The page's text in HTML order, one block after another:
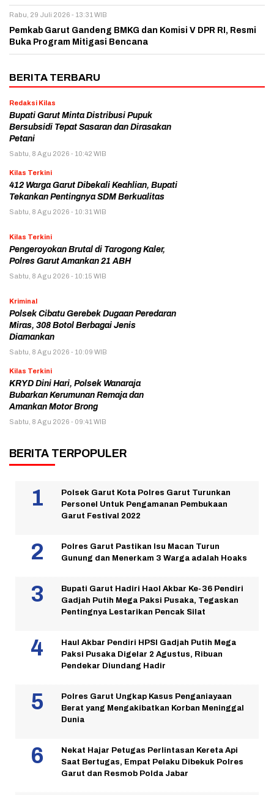
Rabu, 29 Juli 2026 - 13:31 WIB
Pemkab Garut Gandeng BMKG dan Komisi V DPR RI, Resmi
Buka Program Mitigasi Bencana
BERITA TERBARU
Redaksi Kilas
Bupati Garut Minta Distribusi Pupuk
Bersubsidi Tepat Sasaran dan Dirasakan
Petani
Sabtu, 8 Agu 2026 - 10:42 WIB
Kilas Terkini
412 Warga Garut Dibekali Keahlian, Bupati
Tekankan Pentingnya SDM Berkualitas
Sabtu, 8 Agu 2026 - 10:31 WIB
Kilas Terkini
Pengeroyokan Brutal di Tarogong Kaler,
Polres Garut Amankan 21 ABH
Sabtu, 8 Agu 2026 - 10:15 WIB
Kriminal
Polsek Cibatu Gerebek Dugaan Peredaran
Miras, 308 Botol Berbagai Jenis
Diamankan
Sabtu, 8 Agu 2026 - 10:09 WIB
Kilas Terkini
KRYD Dini Hari, Polsek Wanaraja
Bubarkan Kerumunan Remaja dan
Amankan Motor Brong
Sabtu, 8 Agu 2026 - 09:41 WIB
BERITA TERPOPULER
Polsek Garut Kota Polres Garut Turunkan
Personel Untuk Pengamanan Pembukaan
Garut Festival 2022
Polres Garut Pastikan Isu Macan Turun
Gunung dan Menerkam 3 Warga adalah Hoaks
Bupati Garut Hadiri Haol Akbar Ke-36 Pendiri
Gadjah Putih Mega Paksi Pusaka, Tegaskan
Pentingnya Lestarikan Pencak Silat
Haul Akbar Pendiri HPSI Gadjah Putih Mega
Paksi Pusaka Digelar 2 Agustus, Ribuan
Pendekar Diundang Hadir
Polres Garut Ungkap Kasus Penganiayaan
Berat yang Mengakibatkan Korban Meninggal
Dunia
Nekat Hajar Petugas Perlintasan Kereta Api
Saat Bertugas, Empat Pelaku Dibekuk Polres
Garut dan Resmob Polda Jabar